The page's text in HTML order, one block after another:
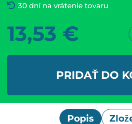
30 dní na vrátenie tovaru
13,53 €
PRIDAŤ DO
Popis